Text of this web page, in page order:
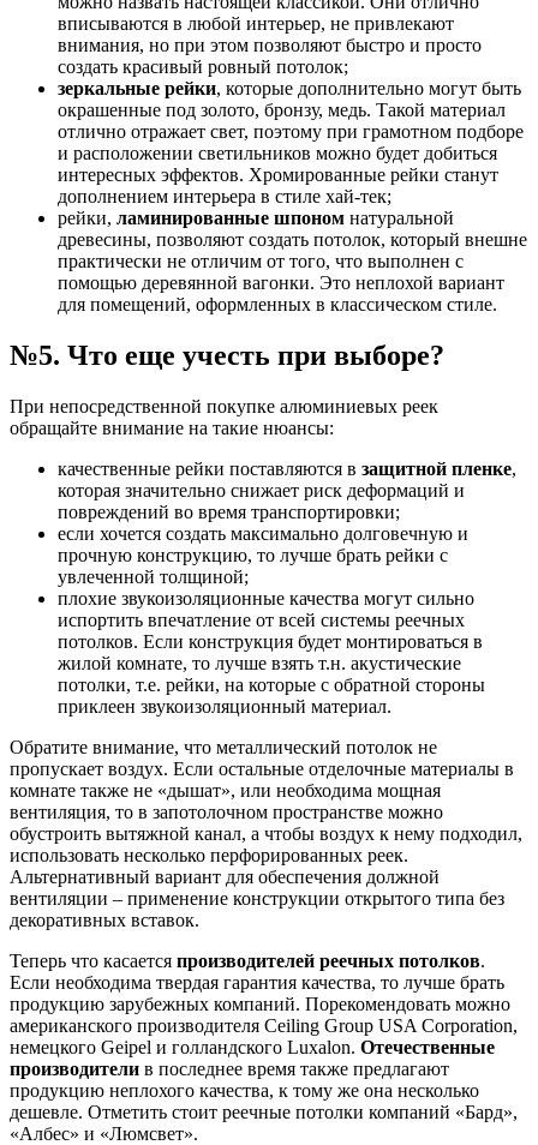
вписываются в любой интерьер, не привлекают
внимания, но при этом позволяют быстро и просто
создать красивый ровный потолок;
зеркальные рейки, которые дополнительно могут быть
окрашенные под золото, бронзу, медь. Такой материал
отлично отражает свет, поэтому при грамотном подборе
и расположении светильников можно будет добиться
интересных эффектов. Хромированные рейки станут
дополнением интерьера в стиле хай-тек;
рейки, ламинированные шпоном натуральной
древесины, позволяют создать потолок, который внешне
практически не отличим от того, что выполнен с
помощью деревянной вагонки. Это неплохой вариант
для помещений, оформленных в классическом стиле.
№5. Что еще учесть при выборе?
При непосредственной покупке алюминиевых реек
обращайте внимание на такие нюансы:
качественные рейки поставляются в защитной пленке,
которая значительно снижает риск деформаций и
повреждений во время транспортировки;
если хочется создать максимально долговечную и
прочную конструкцию, то лучше брать рейки с
увлеченной толщиной;
плохие звукоизоляционные качества могут сильно
испортить впечатление от всей системы реечных
потолков. Если конструкция будет монтироваться в
жилой комнате, то лучше взять т.н. акустические
потолки, т.е. рейки, на которые с обратной стороны
приклеен звукоизоляционный материал.
Обратите внимание, что металлический потолок не
пропускает воздух. Если остальные отделочные материалы в
комнате также не «дышат», или необходима мощная
вентиляция, то в запотолочном пространстве можно
обустроить вытяжной канал, а чтобы воздух к нему подходил,
использовать несколько перфорированных реек.
Альтернативный вариант для обеспечения должной
вентиляции – применение конструкции открытого типа без
декоративных вставок.
Теперь что касается производителей реечных потолков.
Если необходима твердая гарантия качества, то лучше брать
продукцию зарубежных компаний. Порекомендовать можно
американского производителя Ceiling Group USA Corporation,
немецкого Geipel и голландского Luxalon. Отечественные
производители в последнее время также предлагают
продукцию неплохого качества, к тому же она несколько
дешевле. Отметить стоит реечные потолки компаний «Бард»,
«Албес» и «Люмсвет».